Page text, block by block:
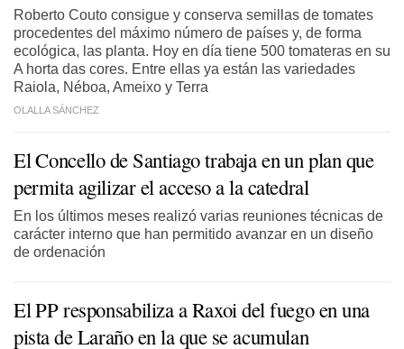
Roberto Couto consigue y conserva semillas de tomates
procedentes del máximo número de países y, de forma
ecológica, las planta. Hoy en día tiene 500 tomateras en su
A horta das cores. Entre ellas ya están las variedades
Raiola, Néboa, Ameixo y Terra
OLALLA SÁNCHEZ
El Concello de Santiago trabaja en un plan que
permita agilizar el acceso a la catedral
En los últimos meses realizó varias reuniones técnicas de
carácter interno que han permitido avanzar en un diseño
de ordenación
El PP responsabiliza a Raxoi del fuego en una
pista de Laraño en la que se acumulan